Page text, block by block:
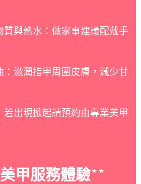
質與熱水：做家事建議配戴手
：滋潤指甲周圍皮膚，減少甘
若出現掀起請預約由專業美甲
甲服務體驗**